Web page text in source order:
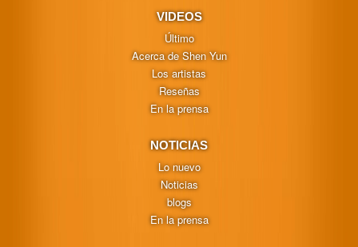
VIDEOS
Último
Acerca de Shen Yun
Los artistas
Reseñas
En la prensa
NOTICIAS
Lo nuevo
Noticias
blogs
En la prensa